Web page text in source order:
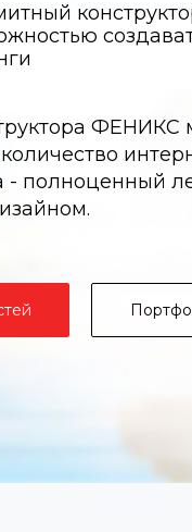
ФЕНИКС
- полноценный